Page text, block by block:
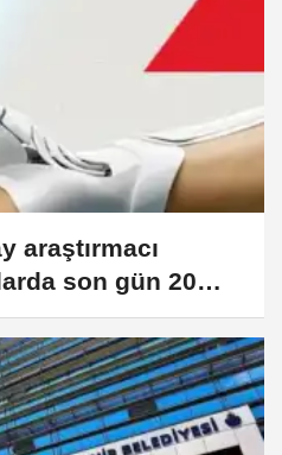
araştırmacı
son gün 20